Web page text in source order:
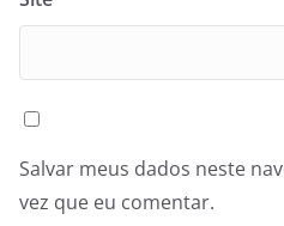
Salvar meus dados neste
vez que eu comentar.